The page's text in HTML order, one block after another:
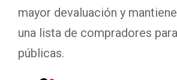
mayor devaluación y
una lista de compradores
públicas.